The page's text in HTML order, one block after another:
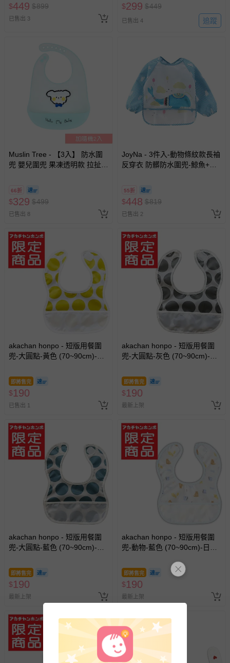
$449 $899
已售出 3
$299 $449
已售出 4 追蹤
Muslin Tree - 【3入】 防水圍
兜 嬰兒圍兜 果凍透明款 拉扯不
66折
$329 $499
已售出 8
JoyNa - 3件入-動物條紋款長袖
反穿衣 防髒防水圍兜-鯨魚+隨
55折
$448 $819
已售出 2
akachan honpo - 短版用餐圍
兜-大圓點-黃色 (70~90cm)-日
即將售完
$190
已售出 1
akachan honpo - 短版用餐圍
兜-大圓點-灰色 (70~90cm)-日
即將售完
$190
最新上架
akachan honpo - 短版用餐圍
兜-大圓點-藍色 (70~90cm)-日
即將售完
$190
最新上架
akachan honpo - 短版用餐圍
兜-動物-藍色 (70~90cm)-日本
即將售完
$190
最新上架